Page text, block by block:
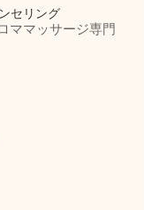
セリング
ママッサージ専門